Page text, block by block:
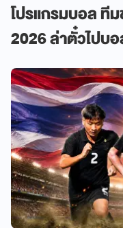
โปรแกรมบอล ที
2026 ล่าตั๋วไปบ